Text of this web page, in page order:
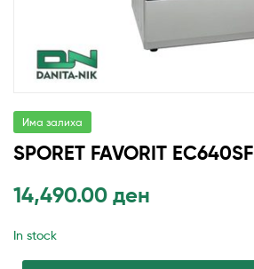
Има залиха
SPORET FAVORIT EC640SF
14,490.00 ден
In stock